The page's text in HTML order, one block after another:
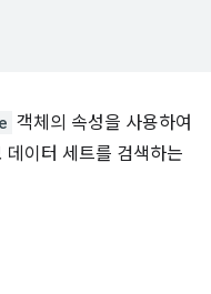
객체의 속성을 사용하여
데이터 세트를 검색하는